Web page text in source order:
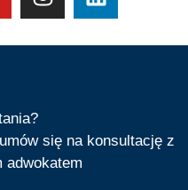
się na konsultację z
adwokatem